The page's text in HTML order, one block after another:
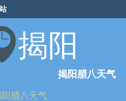
揭阳
揭阳腊八天气
阳腊八天气